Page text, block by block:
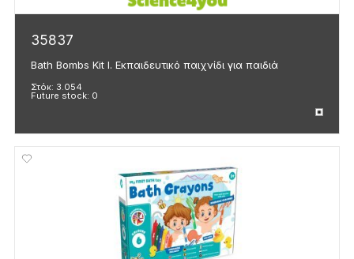
35837
Bath Bombs Kit I. Εκπαιδευτικό παιχνίδι για παιδιά
Στόκ: 3.054
Future stock: 0